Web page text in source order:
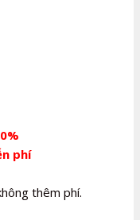
phí
thêm phí.